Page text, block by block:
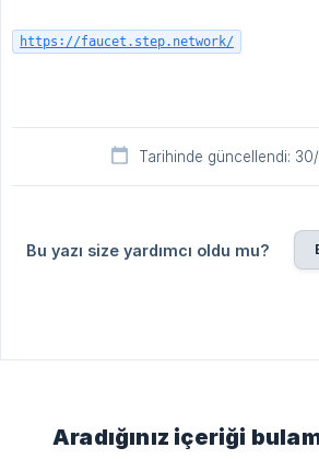
https://faucet.step.network/
Tarihinde güncellendi:
Bu yazı size yardımcı oldu mu?
Aradığınız içeriği